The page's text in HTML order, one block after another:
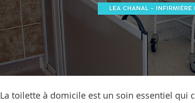
La toilette à domicile est un soin essentiel qui